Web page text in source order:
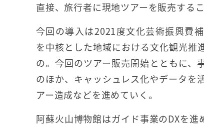
直接、旅行者に現地ツアーを販売する
今回の導入は2021度文化芸術振興費
を中核とした地域における文化観光推
の。今回のツアー販売開始とともに、
のほか、キャッシュレス化やデータを
アー造成などを進めていく。
阿蘇火山博物館はガイド事業のDXを